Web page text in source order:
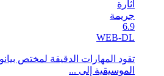
اثارة
جريمة
6.9
WEB-DL
تقود المهارات الدقيقة لمختص
الموسيقية إلى ...